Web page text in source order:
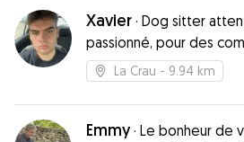
réserve!
Xavier · Dog sitter
passionné, pour des
heureux et en confiance
La Crau - 9.94 km
Emmy· Le bonheur de